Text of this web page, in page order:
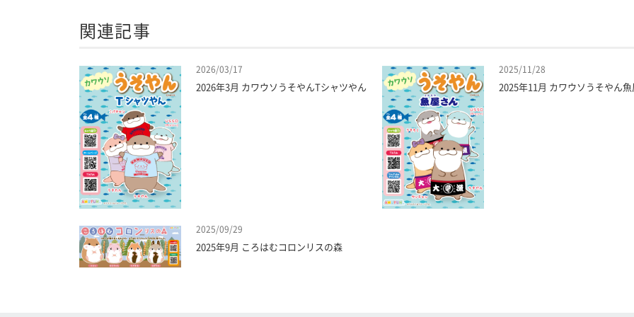
関連記事
2026/03/17
2026年3月 カワウソうそやんTシャツやん
2025/11/28
2025年11月 カワウソうそやん魚
2025/09/29
2025年9月 ころはむコロンリスの森